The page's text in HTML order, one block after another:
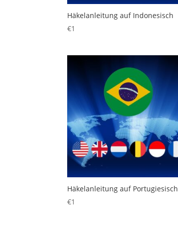
Häkelanleitung auf Indonesisch
€1
Häkelanleitung auf Portugiesisch
€1